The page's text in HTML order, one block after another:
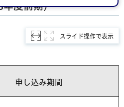
年度前期）
スライド操作で表示
申し込み期間